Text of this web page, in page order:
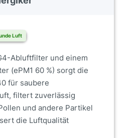
Luft
Abluftfilter und einem
(ePM1 60 %) sorgt die
für saubere
filtert zuverlässig
und andere Partikel
die Luftqualität